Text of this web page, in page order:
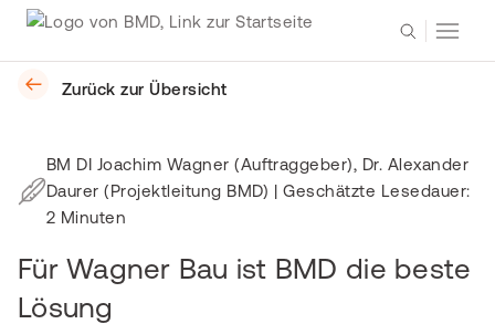
Zurück zur Übersicht
BM DI Joachim Wagner (Auftraggeber), Dr. Alexander
Daurer (Projektleitung BMD) | Geschätzte Lesedauer:
2 Minuten
Für Wagner Bau ist BMD die beste
Lösung